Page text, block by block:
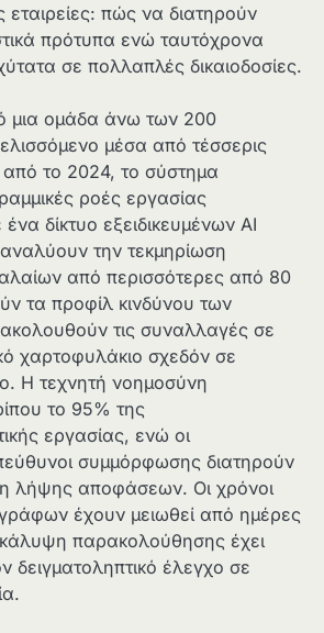
εταιρείες: πώς να διατηρούν
πρότυπα ενώ ταυτόχρονα
σε πολλαπλές δικαιοδοσίες.
μια ομάδα άνω των 200
μέσα από τέσσερις
από το 2024, το σύστημα
ροές εργασίας
δίκτυο εξειδικευμένων AI
την τεκμηρίωση
από περισσότερες από 80
τα προφίλ κινδύνου των
τις συναλλαγές σε
χαρτοφυλάκιο σχεδόν σε
Η τεχνητή νοημοσύνη
το 95% της
εργασίας, ενώ οι
συμμόρφωσης διατηρούν
λήψης αποφάσεων. Οι χρόνοι
έχουν μειωθεί από ημέρες
παρακολούθησης έχει
δειγματοληπτικό έλεγχο σε